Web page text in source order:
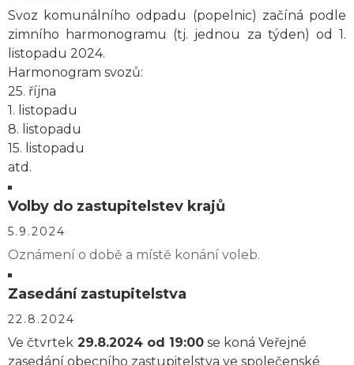
Svoz komunálního odpadu (popelnic) začíná podle
zimního harmonogramu (tj. jednou za týden) od 1.
listopadu 2024.
Harmonogram svozů:
25. října
1. listopadu
8. listopadu
15. listopadu
atd.
Volby do zastupitelstev krajů
5.9.2024
Oznámení o době a místě konání voleb.
Zasedání zastupitelstva
22.8.2024
Ve čtvrtek 29.8.2024 od 19:00 se koná Veřejné
zasedání obecního zastupitelstva ve společenské